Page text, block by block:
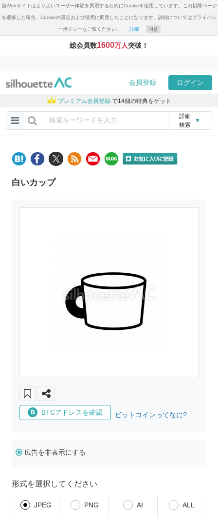
当Webサイトはよりよいユーザー体験を実現するためにCookieを使用しています。これ以降ページ
を遷移した場合、Cookieの設定および使用に同意したことになります。詳細についてはプライバシ
ーポリシーをご覧ください。 詳細 同意
総会員数1600万人突破！
会員登録 ログイン
プレミアム会員登録 で14個の特典をゲット
詳細
検索
▼
白いカップ
BTCアドレスを確認 ビットコインってなに?
広告を非表示にする
形式を選択してください
JPEG PNG AI ALL